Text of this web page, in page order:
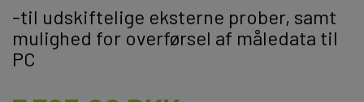
-til udskiftelige eksterne prober, samt
mulighed for overførsel af måledata til
PC